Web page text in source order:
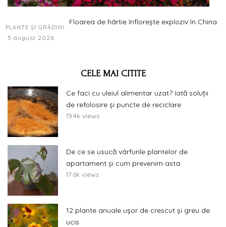
PLANTE ȘI GRĂDINI
Floarea de hârtie înflorește exploziv în China
5 august 2026
CELE MAI CITITE
Ce faci cu uleiul alimentar uzat? Iată soluții
de refolosire și puncte de reciclare
19.4k views
De ce se usucă vârfurile plantelor de
apartament și cum prevenim asta
17.6k views
12 plante anuale ușor de crescut și greu de
ucis